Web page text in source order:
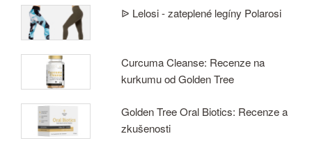
ᐉ Lelosi - zateplené legíny Polarosi
Curcuma Cleanse: Recenze na
kurkumu od Golden Tree
Golden Tree Oral Biotics: Recenze a
zkušenosti